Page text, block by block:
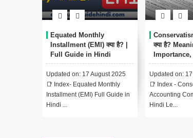
(EMI) क्या है? |
Guide in Hindi
on: 17 August 2025
Equated Monthly
(EMI) Full Guide in
Conservatism Accounting
क्या है? Meaning,
Importance, Examples
Updated on: 17 August 2025
📑 Index - Conservatism
Accounting Complete Guide In